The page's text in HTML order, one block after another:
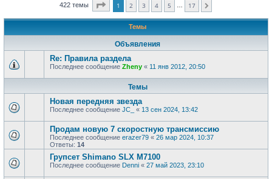
422 темы Страница из
1 2 3 4 5 17
Темы
Объявления
Re: Правила раздела
Последнее сообщение Zheny « 11 янв 2012, 20:50
Темы
Новая передняя звезда
Последнее сообщение JC_ « 13 сен 2024, 13:42
Продам новую 7 скоростную трансмиссию
Последнее сообщение erazer79 « 26 мар 2024, 10:37
Ответы: 14
Групсет Shimano SLX M7100
Последнее сообщение Denni « 27 май 2023, 23:10